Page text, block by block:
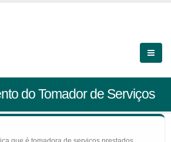
do Tomador de Serviços